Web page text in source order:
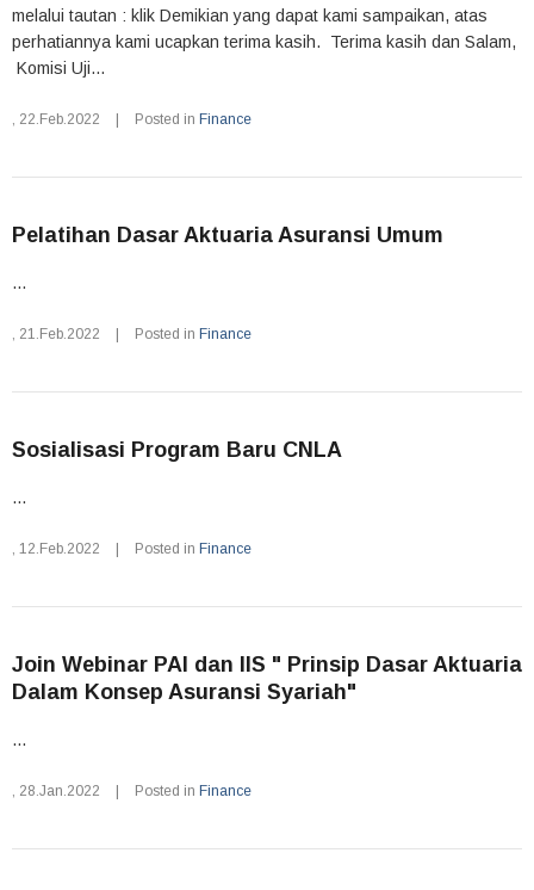
melalui tautan : klik Demikian yang dapat kami sampaikan, atas
perhatiannya kami ucapkan terima kasih. Terima kasih dan Salam,
Komisi Uji...
, 22.Feb.2022 Posted in Finance
Pelatihan Dasar Aktuaria Asuransi Umum
...
, 21.Feb.2022 Posted in Finance
Sosialisasi Program Baru CNLA
...
, 12.Feb.2022 Posted in Finance
Join Webinar PAI dan IIS " Prinsip Dasar Aktuaria
Dalam Konsep Asuransi Syariah"
...
, 28.Jan.2022 Posted in Finance